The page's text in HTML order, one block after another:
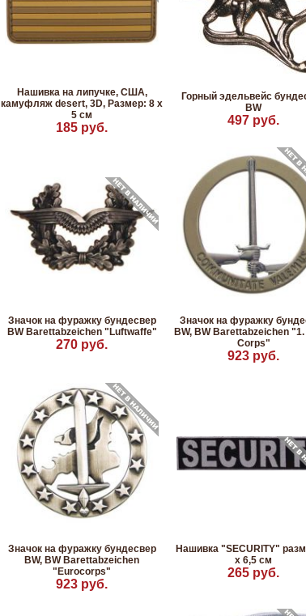
Нашивка на липучке, США,
камуфляж desert, 3D, Размер: 8 х
5 см
185 руб.
Горный эдельвейс
BW
497 руб.
Значок на фуражку бундесвер
BW Barettabzeichen "Luftwaffe"
270 руб.
Значок на фуражку
BW, BW Barettabzeichen "1.
Corps"
923 руб.
Значок на фуражку бундесвер
BW, BW Barettabzeichen
"Eurocorps"
923 руб.
Нашивка "SECURITY"
x 6,5 см
265 руб.